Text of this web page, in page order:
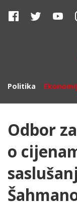
Politika
Odbor
o